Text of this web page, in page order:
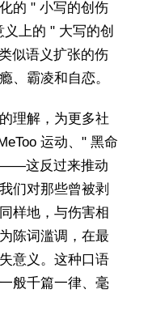
的 " 小写的创伤
上的 " 大写的创
似语义扩张的伤
、霸凌和自恋。
理解，为更多社
运动、" 黑命
——这反过来推动
们对那些曾被剥
样地，与伤害相
陈词滥调，在最
意义。这种口语
般千篇一律、毫